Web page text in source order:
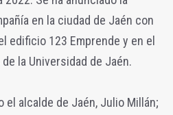
en la ciudad de Jaén con
edificio 123 Emprende y en el
la Universidad de Jaén.
el alcalde de Jaén, Julio Millán;